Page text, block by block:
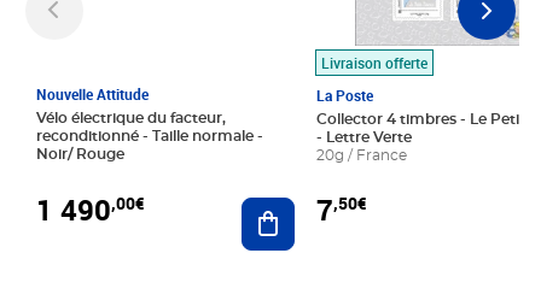
Nouvelle Attitude
Vélo électrique du facteur,
reconditionné - Taille normale -
Noir/ Rouge
1 490,00€ Ajouter au panier
Livraison offerte
La Poste
Collector 4 timbres - Le Petit
- Lettre Verte
20g / France
7,50€